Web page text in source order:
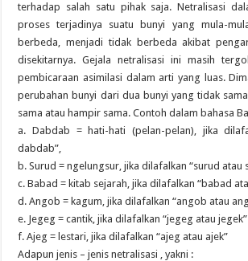
terhadap salah satu pihak saja. Netralisasi
proses terjadinya suatu bunyi yang mula-
berbeda, menjadi tidak berbeda akibat
disekitarnya. Gejala netralisasi ini masih
pembicaraan asimilasi dalam arti yang luas.
perubahan bunyi dari dua bunyi yang tidak
sama atau hampir sama. Contoh dalam bahasa
a. Dabdab = hati-hati (pelan-pelan), jika
dabdab”,
b. Surud = ngelungsur, jika dilafalkan “surud atau
c. Babad = kitab sejarah, jika dilafalkan “babad
d. Angob = kagum, jika dilafalkan “angob atau
e. Jegeg = cantik, jika dilafalkan “jegeg atau jegek”
f. Ajeg = lestari, jika dilafalkan “ajeg atau ajek”
Adapun jenis – jenis netralisasi , yakni :